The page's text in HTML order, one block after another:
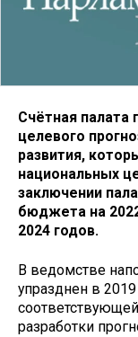
Счётная палата
целевого
развития,
национальных
заключении
бюджета на
2024 годов.
В ведомстве
упразднен в
разработки